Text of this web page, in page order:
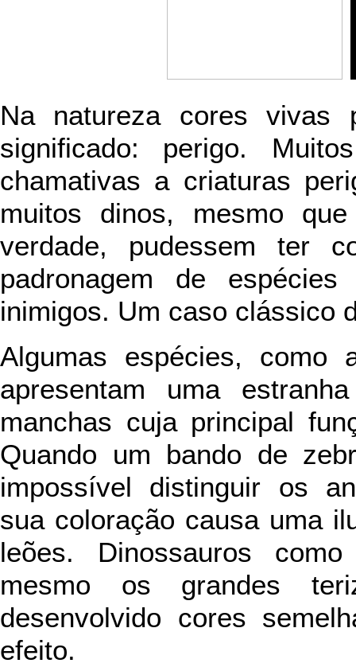
Na natureza cores vivas
significado: perigo.
chamativas a criaturas
muitos dinos, mesmo
verdade, pudessem ter
padronagem de
inimigos. Um caso clássico
Algumas espécies, como
apresentam uma
manchas cuja principal
Quando um bando de
impossível distinguir os
sua coloração causa uma
leões. Dinossauros
mesmo os grandes
desenvolvido cores
efeito.